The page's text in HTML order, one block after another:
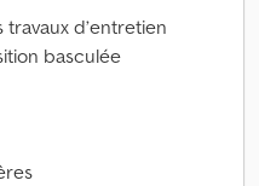
d’entretien
basculée